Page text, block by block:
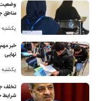
وضعیت
مناطق
یکشنبه 4 مرداد 1405
خبر
نهایی
یکشنبه 4 مرداد 1405
تخلف
شرایط